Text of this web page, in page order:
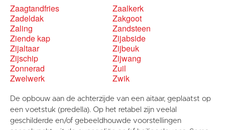
Zaagtandfries
Zaalkerk
Zadeldak
Zakgoot
Zaling
Zandsteen
Ziende kap
Zijabside
Zijaltaar
Zijbeuk
Zijschip
Zijwang
Zonnerad
Zuil
Zwelwerk
Zwik
De opbouw aan de achterzijde van een aitaar, geplaatst op
een voetstuk (predella). Op het retabel zijn veelal
geschilderde en/of gebeeldhouwde voorstellingen